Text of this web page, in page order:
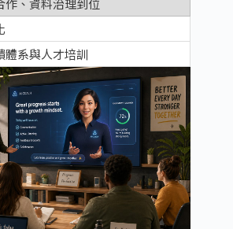
作、資料治理到位
體系與人才培訓